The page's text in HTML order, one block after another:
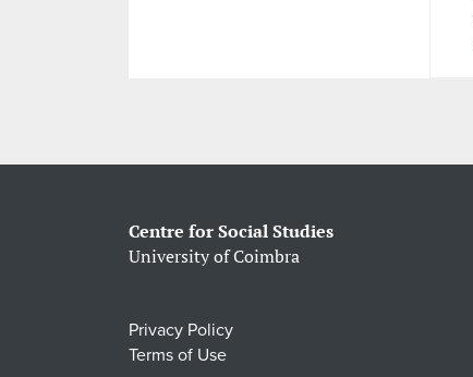
Centre for Social Studies
University of Coimbra
Privacy Policy
Terms of Use